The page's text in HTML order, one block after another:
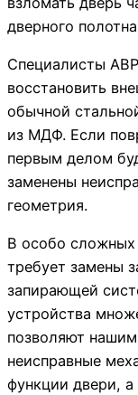
дверного
Специалисты
восстановить
обычной
из МДФ. Если
первым делом
заменены
геометрия.
В особо сложных
требует замены
запирающей
устройства
позволяют
неисправные
функции двери,